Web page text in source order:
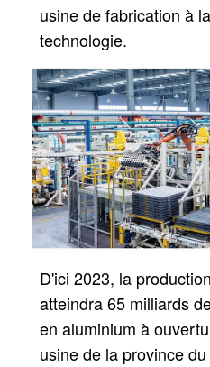
usine de fabrication à
technologie.
D'ici 2023, la
atteindra 65 milliards
en aluminium à
usine de la province